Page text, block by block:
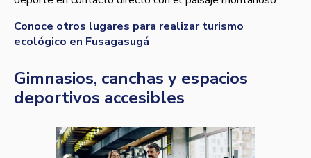
Conoce otros lugares para realizar turismo
ecológico en Fusagasugá
Gimnasios, canchas y espacios
deportivos accesibles